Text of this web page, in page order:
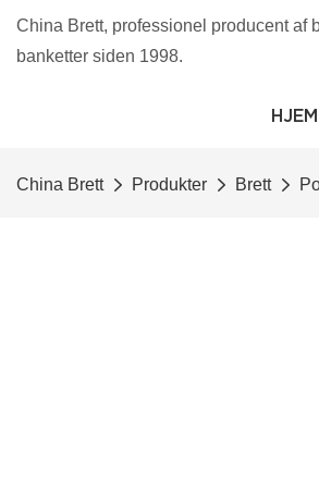
China Brett, professionel producent af
banketter siden 1998.
HJEM
China Brett Produkter Brett